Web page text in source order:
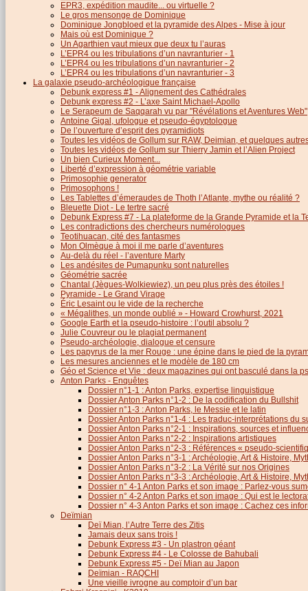
EPR3, expédition maudite... ou virtuelle ?
Le gros mensonge de Dominique
Dominique Jongbloed et la pyramide des Alpes - Mise à jour
Mais où est Dominique ?
Un Agarthien vaut mieux que deux tu l’auras
L’EPR4 ou les tribulations d’un navranturier - 1
L’EPR4 ou les tribulations d’un navranturier - 2
L’EPR4 ou les tribulations d’un navranturier - 3
La galaxie pseudo-archéologique française
Debunk express #1 - Alignement des Cathédrales
Debunk express #2 - L’axe Saint Michael-Apollo
Le Serapeum de Saqqarah vu par "Révélations et Aventures Web"
Antoine Gigal, ufologue et pseudo-égyptologue
De l’ouverture d’esprit des pyramidiots
Toutes les vidéos de Gollum sur RAW, Deimian, et quelques
Toutes les vidéos de Gollum sur Thierry Jamin et l’Alien Project
Un bien Curieux Moment...
Liberté d’expression à géométrie variable
Primosophie generator
Primosophons !
Les Tablettes d’émeraudes de Thoth l’Atlante, mythe ou réalité ?
Bleuette Diot - Le tertre sacré
Debunk Express #7 - La plateforme de la Grande Pyramide et la
Les contradictions des chercheurs numérologues
Teotihuacan, cité des fantasmes
Mon Olmèque à moi il me parle d’aventures
Au-delà du réel - l’aventure Marty
Les andésites de Pumapunku sont naturelles
Géométrie sacrée
Chantal (Jègues-Wolkiewiez), un peu plus près des étoiles !
Pyramide - Le Grand Virage
Éric Lesaint ou le vide de la recherche
« Mégalithes, un monde oublié » - Howard Crowhurst, 2021
Google Earth et la pseudo-histoire : l’outil absolu ?
Julie Couvreur ou le plagiat permanent
Pseudo-archéologie, dialogue et censure
Les papyrus de la mer Rouge : une épine dans le pied de la
Les mesures anciennes et le modèle de 180 cm
Géo et Science et Vie : deux magazines qui ont basculé dans la
Anton Parks - Enquêtes
Dossier n°1-1 : Anton Parks, expertise linguistique
Dossier Anton Parks n°1-2 : De la codification du Bullshit
Dossier n°1-3 : Anton Parks, le Messie et le latin
Dossier Anton Parks n°1-4 : Les traduc-interprétations du
Dossier Anton Parks n°2-1 : Inspirations, sources et
Dossier Anton Parks n°2-2 : Inspirations artistiques
Dossier Anton Parks n°2-3 : Références « pseudo-
Dossier Anton Parks n°3-1 : Archéologie, Art & Histoire,
Dossier Anton Parks n°3-2 : La Vérité sur nos Origines
Dossier Anton Parks n°3-3 : Archéologie, Art & Histoire,
Dossier n° 4-1 Anton Parks et son image : Parlez-vous
Dossier n° 4-2 Anton Parks et son image : Qui est le
Dossier n° 4-3 Anton Parks et son image : Cachez ces
Deïmian
Deï Mian, l’Autre Terre des Zitis
Jamais deux sans trois !
Debunk Express #3 - Un plastron géant
Debunk Express #4 - Le Colosse de Bahubali
Debunk Express #5 - Deï Mian au Japon
Deïmian - RAQCHI
Une vieille ivrogne au comptoir d’un bar